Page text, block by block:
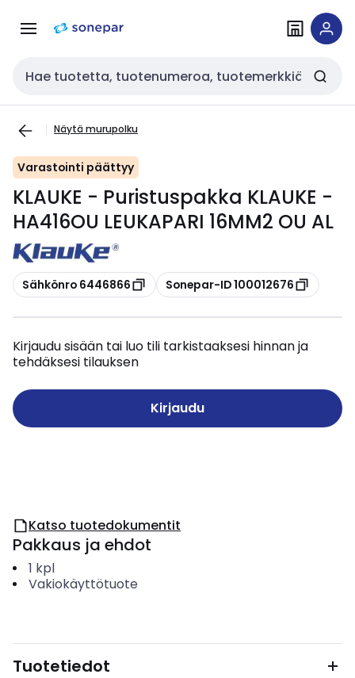
navigointiinsisältöön
Haku
Näytä murupolku
Varastointi päättyy
KLAUKE - Puristuspakka KLAUKE -
HA416OU LEUKAPARI 16MM2 OU AL
Kopioi
Sähkönro 6446866 Kopioi
Sonepar-ID 100012676
Kirjaudu sisään tai luo tili tarkistaaksesi hinnan ja
tehdäksesi tilauksen
Kirjaudu
Katso tuotedokumentit
Pakkaus ja ehdot
1 kpl
Vakiokäyttötuote
Tuotetiedot